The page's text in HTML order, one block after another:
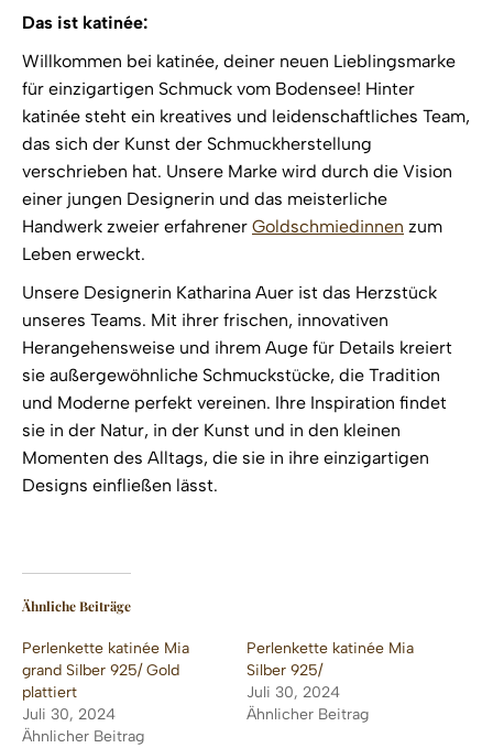
Das ist katinée:
Willkommen bei katinée, deiner neuen Lieblingsmarke
für einzigartigen Schmuck vom Bodensee! Hinter
katinée steht ein kreatives und leidenschaftliches Team,
das sich der Kunst der Schmuckherstellung
verschrieben hat. Unsere Marke wird durch die Vision
einer jungen Designerin und das meisterliche
Handwerk zweier erfahrener Goldschmiedinnen zum
Leben erweckt.
Unsere Designerin Katharina Auer ist das Herzstück
unseres Teams. Mit ihrer frischen, innovativen
Herangehensweise und ihrem Auge für Details kreiert
sie außergewöhnliche Schmuckstücke, die Tradition
und Moderne perfekt vereinen. Ihre Inspiration findet
sie in der Natur, in der Kunst und in den kleinen
Momenten des Alltags, die sie in ihre einzigartigen
Designs einfließen lässt.
Ähnliche Beiträge
Perlenkette katinée Mia
grand Silber 925/ Gold
plattiert
Juli 30, 2024
Ähnlicher Beitrag
Perlenkette katinée Mia
Silber 925/
Juli 30, 2024
Ähnlicher Beitrag